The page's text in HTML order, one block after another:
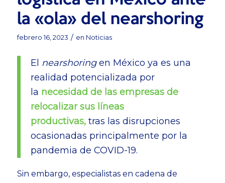
la «ola» del nearshoring
febrero 16, 2023 / en Noticias
El nearshoringen México ya es una
realidad potencializada por
la necesidad de las empresas de
relocalizar sus líneas
productivas,tras las disrupciones
ocasionadas principalmente por la
pandemia de COVID-19.
Sin embargo, especialistas en cadena de